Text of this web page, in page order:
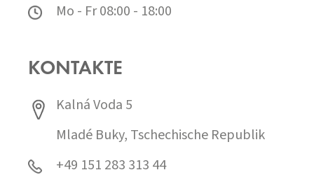
Mo - Fr 08:00 - 18:00
KONTAKTE
Kalná Voda 5
Mladé Buky, Tschechische Republik
+49 151 283 313 44